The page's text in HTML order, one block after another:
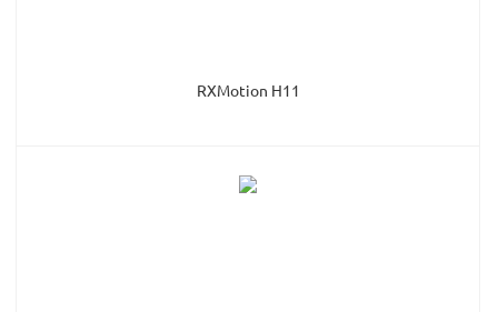
RXMotion H11